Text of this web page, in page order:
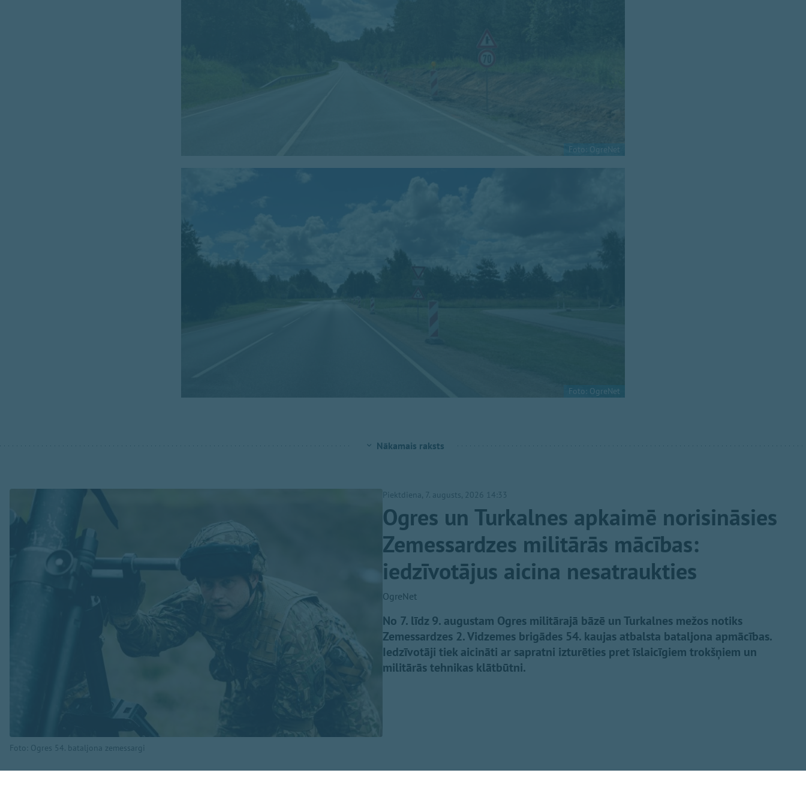
Foto: OgreNet
Foto: OgreNet
Nākamais raksts
Foto: Ogres 54. bataljona zemessargi
Piektdiena, 7. augusts, 2026 14:33
Ogres un Turkalnes apkaimē norisināsies
Zemessardzes militārās mācības:
iedzīvotājus aicina nesatraukties
OgreNet
No 7. līdz 9. augustam Ogres militārajā bāzē un Turkalnes mežos notiks
Zemessardzes 2. Vidzemes brigādes 54. kaujas atbalsta bataljona apmācības.
Iedzīvotāji tiek aicināti ar sapratni izturēties pret īslaicīgiem trokšņiem un
militārās tehnikas klātbūtni.